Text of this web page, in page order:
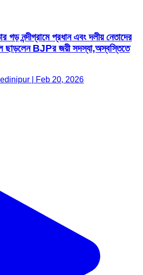
গড় নন্দীগ্রামে প্রধান এবং দলীয় নেতাদের
ছাড়লেন BJPর জয়ী সদস্যা,অস্বস্তিতে
| Feb 20, 2026